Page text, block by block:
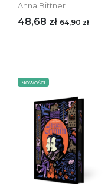
Anna Bittner
48,68 zł 64,90 zł
NOWOŚCI